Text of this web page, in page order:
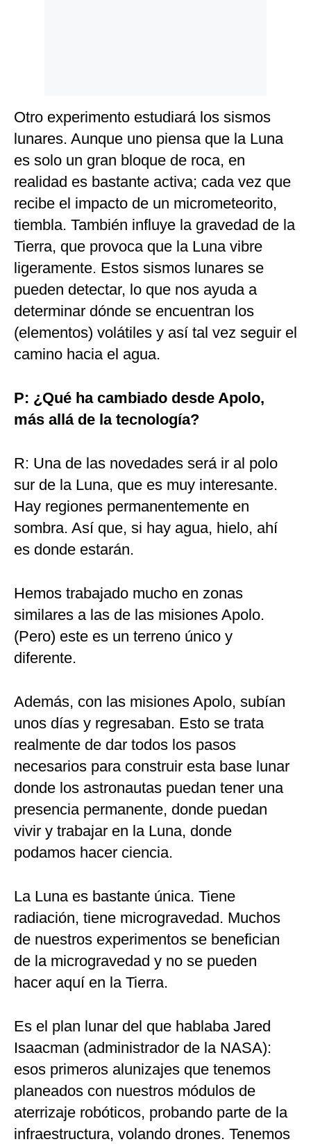
Otro experimento estudiará los sismos
lunares. Aunque uno piensa que la Luna
es solo un gran bloque de roca, en
realidad es bastante activa; cada vez que
recibe el impacto de un micrometeorito,
tiembla. También influye la gravedad de la
Tierra, que provoca que la Luna vibre
ligeramente. Estos sismos lunares se
pueden detectar, lo que nos ayuda a
determinar dónde se encuentran los
(elementos) volátiles y así tal vez seguir el
camino hacia el agua.
P: ¿Qué ha cambiado desde Apolo,
más allá de la tecnología?
R: Una de las novedades será ir al polo
sur de la Luna, que es muy interesante.
Hay regiones permanentemente en
sombra. Así que, si hay agua, hielo, ahí
es donde estarán.
Hemos trabajado mucho en zonas
similares a las de las misiones Apolo.
(Pero) este es un terreno único y
diferente.
Además, con las misiones Apolo, subían
unos días y regresaban. Esto se trata
realmente de dar todos los pasos
necesarios para construir esta base lunar
donde los astronautas puedan tener una
presencia permanente, donde puedan
vivir y trabajar en la Luna, donde
podamos hacer ciencia.
La Luna es bastante única. Tiene
radiación, tiene microgravedad. Muchos
de nuestros experimentos se benefician
de la microgravedad y no se pueden
hacer aquí en la Tierra.
Es el plan lunar del que hablaba Jared
Isaacman (administrador de la NASA):
esos primeros alunizajes que tenemos
planeados con nuestros módulos de
aterrizaje robóticos, probando parte de la
infraestructura, volando drones. Tenemos